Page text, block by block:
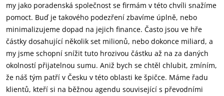
my jako poradenská společnost se firmám v této chvíli snažíme
pomoct. Buď je takového podezření zbavíme úplně, nebo
minimalizujeme dopad na jejich finance. Často jsou ve hře
částky dosahující několik set milionů, nebo dokonce miliard, a
my jsme schopní snížit tuto hrozivou částku až na za daných
okolností přijatelnou sumu. Aniž bych se chtěl chlubit, zmíním,
že náš tým patří v Česku v této oblasti ke špičce. Máme řadu
klientů, kteří si na běžnou agendu související s převodními